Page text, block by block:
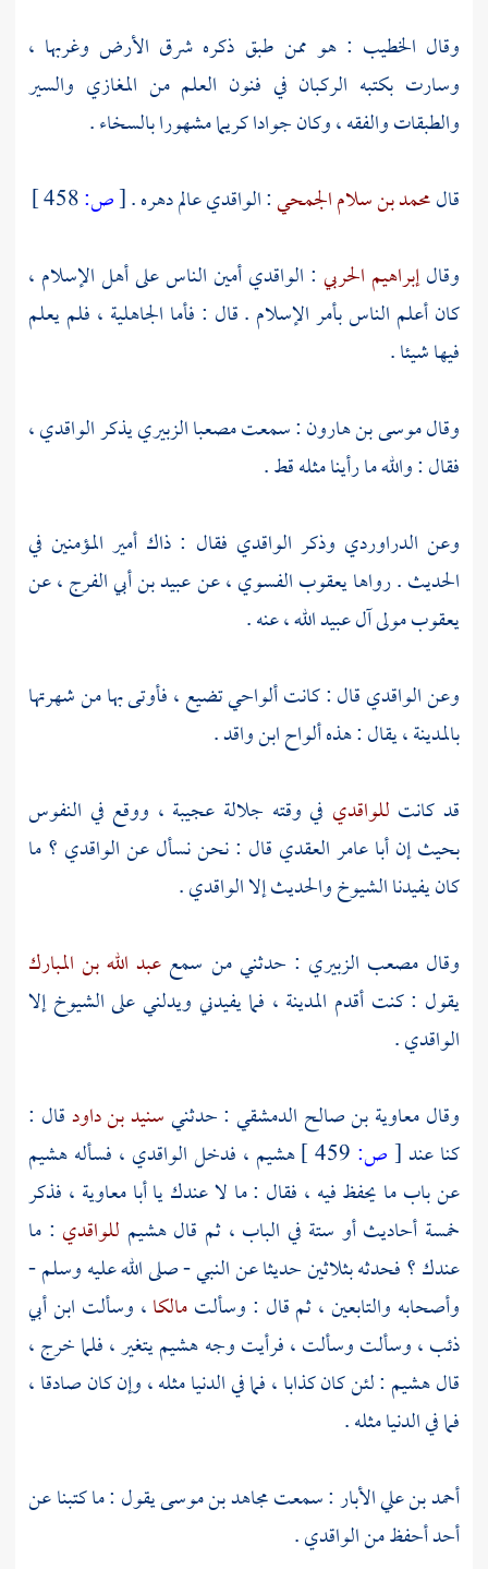
وقال الخطيب : هو ممن طبق ذكره شرق الأرض وغربها ،
وسارت بكتبه الركبان في فنون العلم من المغازي والسير
والطبقات والفقه ، وكان جوادا كريما مشهورا بالسخاء .
قالمحمد بن سلام الجمحي:الواقديعالم دهره .[ص:
وقالإبراهيم الحربي : الواقديأمين الناس على أهل الإسلام ،
كان أعلم الناس بأمر الإسلام . قال : فأما الجاهلية ، فلم يعلم
فيها شيئا .
وقالموسى بن هارون: سمعتمصعبا الزبيرييذكرالواقدي،
فقال : والله ما رأينا مثله قط .
وعن الدراوردي وذكر الواقدي فقال : ذاك أمير المؤمنين في
الحديث . رواهايعقوب الفسوي، عنعبيد بن أبي الفرج، عن
يعقوب مولى آل عبيد الله، عنه .
وعنالواقديقال : كانت ألواحي تضيع ، فأوتى بها من شهرتها
بالمدينة، يقال : هذه ألواحابن واقد.
قد كانت للواقدي في وقته جلالة عجيبة ، ووقع في النفوس
بحيث إنأبا عامر العقدي قال : نحن نسأل عنالواقدي ؟ ما
كان يفيدنا الشيوخ والحديث إلاالواقدي.
وقالمصعب الزبيري : حدثني من سمع عبد الله بن المبارك
يقول : كنت أقدم المدينة ، فما يفيدني ويدلني على الشيوخ إلا
الواقدي.
وقالمعاوية بن صالح الدمشقي : حدثنيسنيد بن داودقال :
كنا عند[ص: هشيم ، فدخلالواقدي ، فسألههشيم
عن باب ما يحفظ فيه ، فقال : ما لا عندك ياأبا معاوية ، فذكر
خمسة أحاديث أو ستة في الباب ، ثم قالهشيم للواقدي : ما
عندك ؟ فحدثه بثلاثين حديثا عن النبي - صلى الله عليه وسلم -
وأصحابه والتابعين ، ثم قال : وسألتمالكا، وسألت ابن أبي
ذئب، وسألت وسألت ، فرأيت وجههشيميتغير ، فلما خرج ،
قالهشيم : لئن كان كذابا ، فما في الدنيا مثله ، وإن كان صادقا ،
فما في الدنيا مثله .
أحمد بن علي الأبار: سمعتمجاهد بن موسىيقول : ما كتبنا عن
أحد أحفظ منالواقدي.